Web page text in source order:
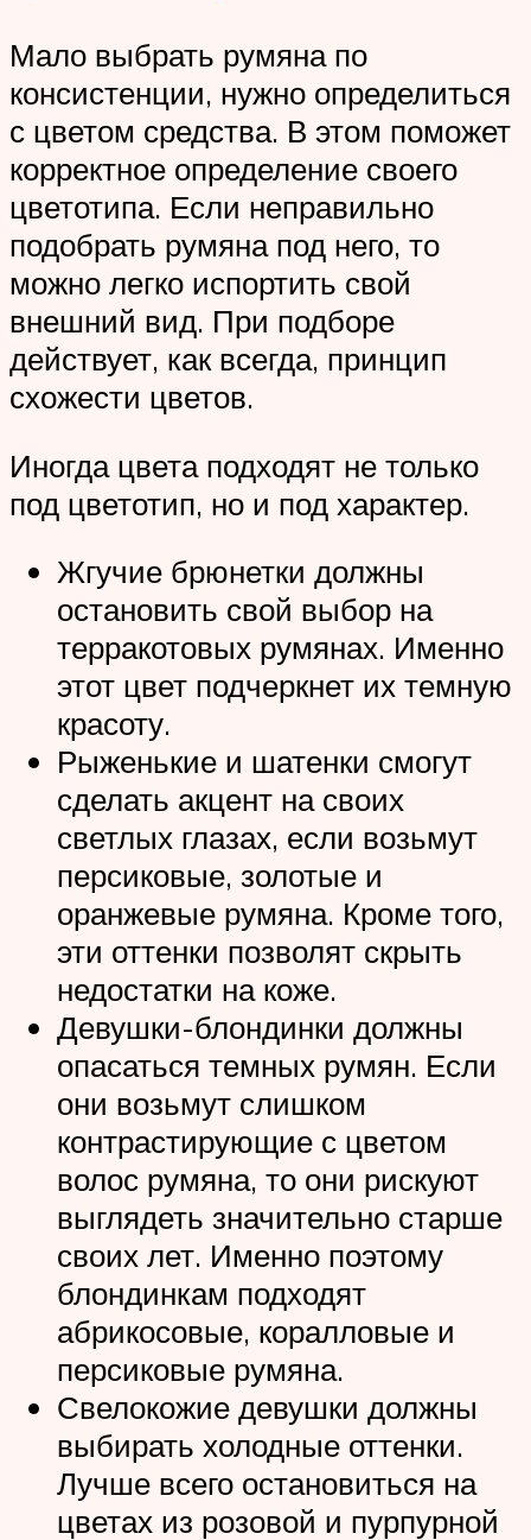
Мало выбрать румяна по
консистенции, нужно определиться
с цветом средства. В этом поможет
корректное определение своего
цветотипа. Если неправильно
подобрать румяна под него, то
можно легко испортить свой
внешний вид. При подборе
действует, как всегда, принцип
схожести цветов.
Иногда цвета подходят не только
под цветотип, но и под характер.
Жгучие брюнетки должны
остановить свой выбор на
терракотовых румянах. Именно
этот цвет подчеркнет их темную
красоту.
Рыженькие и шатенки смогут
сделать акцент на своих
светлых глазах, если возьмут
персиковые, золотые и
оранжевые румяна. Кроме того,
эти оттенки позволят скрыть
недостатки на коже.
Девушки-блондинки должны
опасаться темных румян. Если
они возьмут слишком
контрастирующие с цветом
волос румяна, то они рискуют
выглядеть значительно старше
своих лет. Именно поэтому
блондинкам подходят
абрикосовые, коралловые и
персиковые румяна.
Свелокожие девушки должны
выбирать холодные оттенки.
Лучше всего остановиться на
цветах из розовой и пурпурной